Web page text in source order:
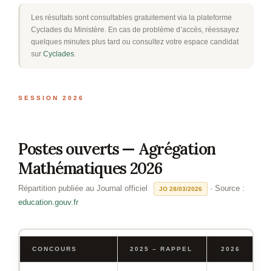
Les résultats sont consultables gratuitement via la plateforme
Cyclades du Ministère. En cas de problème d’accès, réessayez
quelques minutes plus tard ou consultez votre espace candidat
sur Cyclades.
SESSION 2026
Postes ouverts — Agrégation
Mathématiques 2026
Répartition publiée au Journal officiel JO 28/03/2026
· Source :
education.gouv.fr
CONCOURS 2025 – RAPPEL 2026